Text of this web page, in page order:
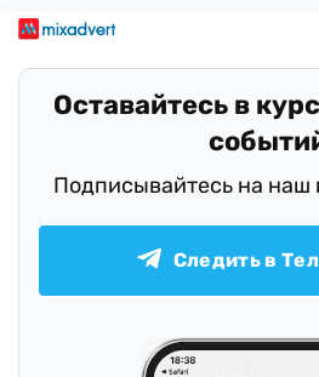
Оставайтесь в
Подписывайтесь на наш
Следить в